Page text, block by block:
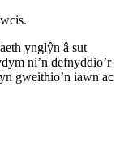
ynglŷn â sut
ni’n defnyddio’r
gweithio’n iawn ac